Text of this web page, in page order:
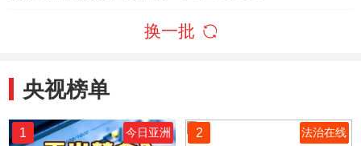
换一批
央视榜单
1 今日亚洲 2 法治在线